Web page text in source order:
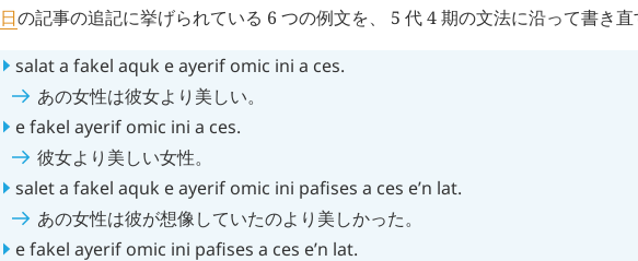
日の記事の追記に挙げられている 6 つの例文を、 5 代 4 期の文法に沿って書き直
salata fakel aquk eayerif omic ini a ces.
あの女性は彼女より美しい。
efakel ayerif omic ini a ces.
彼女より美しい女性。
saleta fakel aquk eayerif omic ini pafises a ces e’n lat.
あの女性は彼が想像していたのより美しかった。
efakel ayerif omic ini pafises a ces e’n lat.